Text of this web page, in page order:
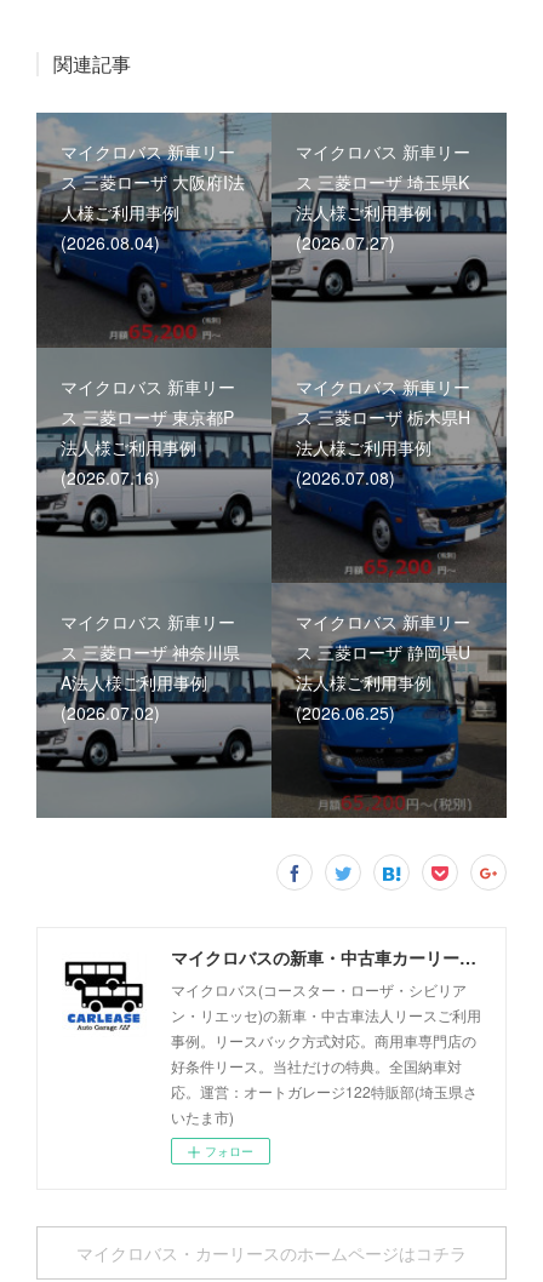
関連記事
マイクロバス 新車リー
ス 三菱ローザ 大阪府I法
人様ご利用事例
(2026.08.04)
マイクロバス 新車リー
ス 三菱ローザ 埼玉県K
法人様ご利用事例
(2026.07.27)
マイクロバス 新車リー
ス 三菱ローザ 東京都P
法人様ご利用事例
(2026.07.16)
マイクロバス 新車リー
ス 三菱ローザ 栃木県H
法人様ご利用事例
(2026.07.08)
マイクロバス 新車リー
ス 三菱ローザ 神奈川県
A法人様ご利用事例
(2026.07.02)
マイクロバス 新車リー
ス 三菱ローザ 静岡県U
法人様ご利用事例
(2026.06.25)
マイクロバスの新車・中古車カーリース事例 - オートガレージ122
マイクロバス(コースター・ローザ・シビリア
ン・リエッセ)の新車・中古車法人リースご利用
事例。リースバック方式対応。商用車専門店の
好条件リース。当社だけの特典。全国納車対
応。運営：オートガレージ122特販部(埼玉県さ
いたま市)
フォロー
マイクロバス・カーリースのホームページはコチラ